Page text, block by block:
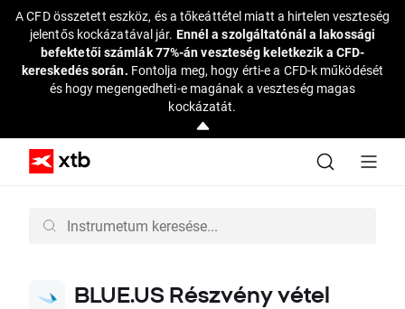
A CFD összetett eszköz, és a tőkeáttétel miatt a hirtelen veszteség
jelentős kockázatával jár. Ennél a szolgáltatónál a lakossági
befektetői számlák 77%-án veszteség keletkezik a CFD-
kereskedés során. Fontolja meg, hogy érti-e a CFD-k működését
és hogy megengedheti-e magának a veszteség magas
kockázatát.
BLUE.US Részvény vétel